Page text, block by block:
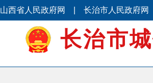
山西省人民政府网 长治市人民政府网
长治市